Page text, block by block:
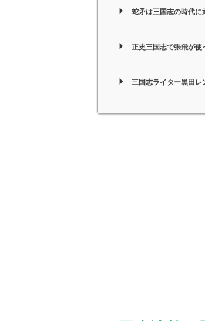
蛇矛は三国志の時代に
正史三国志で張飛が使
三国志ライター黒田レ